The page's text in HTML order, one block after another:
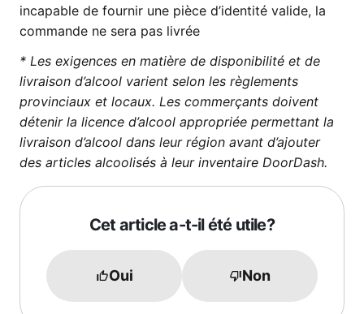
incapable de fournir une pièce d’identité valide, la
commande ne sera pas livrée
* Les exigences en matière de disponibilité et de
livraison d’alcool varient selon les règlements
provinciaux et locaux. Les commerçants doivent
détenir la licence d’alcool appropriée permettant la
livraison d’alcool dans leur région avant d’ajouter
des articles alcoolisés à leur inventaire DoorDash.
Cet article a-t-il été utile?
Oui Non